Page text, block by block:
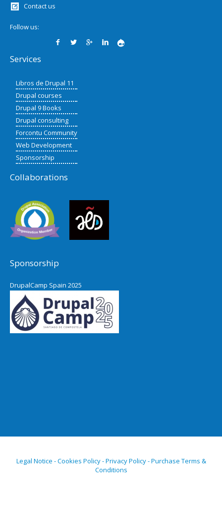
Contact us
Follow us:
Services
Libros de Drupal 11
Drupal courses
Drupal 9 Books
Drupal consulting
Forcontu Community
Web Development
Sponsorship
Collaborations
Sponsorship
DrupalCamp Spain 2025
Legal Notice - Cookies Policy - Privacy Policy - Purchase Terms &
Conditions